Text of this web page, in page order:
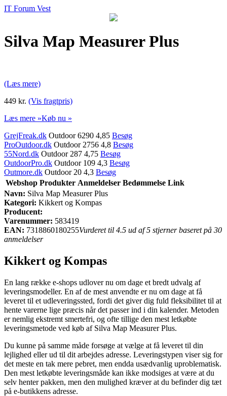
IT Forum Vest
Silva Map Measurer Plus
(Læs mere)
449 kr. (Vis fragtpris)
Læs mere »Køb nu »
GrejFreak.dk Outdoor 6290 4,85 Besøg
ProOutdoor.dk Outdoor 2756 4,8 Besøg
55Nord.dk Outdoor 287 4,75 Besøg
OutdoorPro.dk Outdoor 109 4,3 Besøg
Outmore.dk Outdoor 20 4,3 Besøg
Webshop Produkter Anmeldelser Bedømmelse Link
Navn: Silva Map Measurer Plus
Kategori: Kikkert og Kompas
Producent:
Varenummer: 583419
EAN: 7318860180255Vurderet til 4.5 ud af 5 stjerner baseret på 30
anmeldelser
Kikkert og Kompas
En lang række e-shops udlover nu om dage et bredt udvalg af
leveringsmodeller. En af de mest anvendte er nu om dage at få
leveret til et udleveringssted, fordi det giver dig fuld fleksibilitet til at
hente varerne lige præcis når det passer ind i din kalender. Metoden
er nemlig ekstremt smertefri, og ofte tillige den mest letkøbte
leveringsmetode ved køb af Silva Map Measurer Plus.
Du kunne på samme måde forsøge at vælge at få leveret til din
lejlighed eller ud til dit arbejdes adresse. Leveringstypen viser sig for
det meste en tak mere pebret, men endda usædvanlig uproblematisk.
Den mest letkøbte leveringsmåde kan ikke modsiges at være at du
selv henter pakken, men den mulighed kræver at du befinder dig tæt
på e-butikkens adresse.